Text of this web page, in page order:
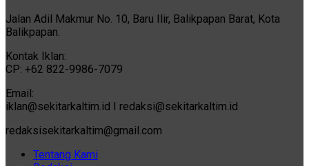
Jalan Adil Makmur No. 10, Baru Ilir, Balikpapan Barat, Kota
Balikpapan.
Kontak Iklan:
CP: +62 822-9986-7079
Email:
iklan@sekitarkaltim.id I redaksi@sekitarkaltim.id
redaksisekitarkaltim@gmail.com
Tentang Kami